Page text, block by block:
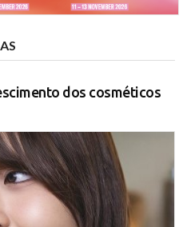
dos cosméticos